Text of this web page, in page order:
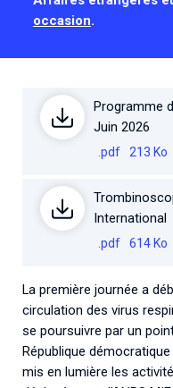
Associations de
occasion.
Programme
Juin 2026
.pdf 213 Ko
International
.pdf 614 Ko
La première journée a
circulation des virus
se poursuivre par un
République
mis en lumière les